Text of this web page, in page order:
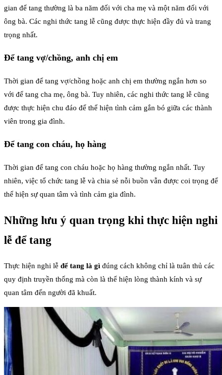
gian để tang thường là ba năm đối với cha mẹ và một năm đối với
ông bà. Các nghi thức tang lễ cũng được thực hiện đầy đủ và trang
trọng nhất.
Để tang vợ/chồng, anh chị em
Thời gian để tang vợ/chồng hoặc anh chị em thường ngắn hơn so
với để tang cha mẹ, ông bà. Tuy nhiên, các nghi thức tang lễ cũng
được thực hiện chu đáo để thể hiện tình cảm gắn bó giữa các thành
viên trong gia đình.
Để tang con cháu, họ hàng
Thời gian để tang con cháu hoặc họ hàng thường ngắn nhất. Tuy
nhiên, việc tổ chức tang lễ và chia sẻ nỗi buồn vẫn được coi trọng để
thể hiện sự quan tâm và tình cảm gia đình.
Những lưu ý quan trọng khi thực hiện nghi
lễ để tang
Thực hiện nghi lễ để tang là gì đúng cách không chỉ là tuân thủ các
quy định truyền thống mà còn là thể hiện lòng thành kính và sự
quan tâm đến người đã khuất.